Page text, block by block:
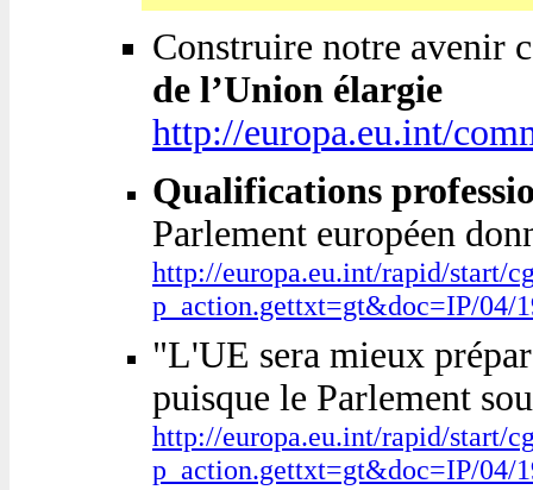
Construire notre avenir
de l’Union élargie
http://europa.eu.int/
Qualifications
Parlement européen
http://europa.eu.int/rapid/start/
p_action.gettxt=gt&doc=IP/04/
"L'UE sera mieux
puisque le Parlement
http://europa.eu.int/rapid/start/
p_action.gettxt=gt&doc=IP/04/